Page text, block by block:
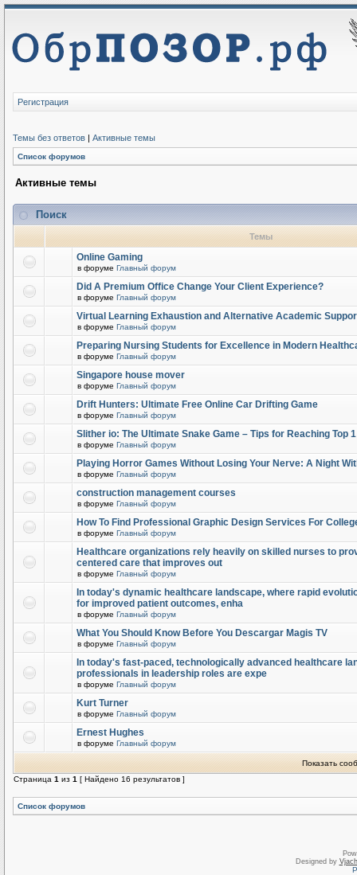
Регистрация
Темы без ответов | Активные темы
Список форумов
Активные темы
Поиск
Темы
Online Gaming
в форуме Главный форум
Did A Premium Office Change Your Client Experience?
в форуме Главный форум
Virtual Learning Exhaustion and Alternative Academic
в форуме Главный форум
Preparing Nursing Students for Excellence in Modern
в форуме Главный форум
Singapore house mover
в форуме Главный форум
Drift Hunters: Ultimate Free Online Car Drifting Game
в форуме Главный форум
Slither io: The Ultimate Snake Game – Tips for Reaching Top
в форуме Главный форум
Playing Horror Games Without Losing Your Nerve: A Night
в форуме Главный форум
construction management courses
в форуме Главный форум
How To Find Professional Graphic Design Services For
в форуме Главный форум
Healthcare organizations rely heavily on skilled nurses to
centered care that improves out
в форуме Главный форум
In today's dynamic healthcare landscape, where rapid
for improved patient outcomes, enha
в форуме Главный форум
What You Should Know Before You Descargar Magis TV
в форуме Главный форум
In today's fast-paced, technologically advanced healthcare
professionals in leadership roles are expe
в форуме Главный форум
Kurt Turner
в форуме Главный форум
Ernest Hughes
в форуме Главный форум
Показать
Страница 1 из 1 [ Найдено 16 результатов ]
Список форумов
Designed by